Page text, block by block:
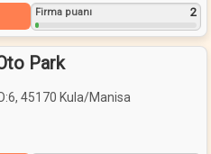
Firma puanı 2
Park
45170 Kula/Manisa